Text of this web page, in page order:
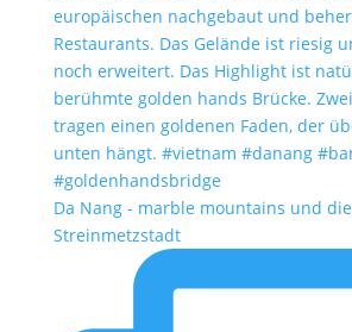
Da Nang - marble mountains und die
Streinmetzstadt